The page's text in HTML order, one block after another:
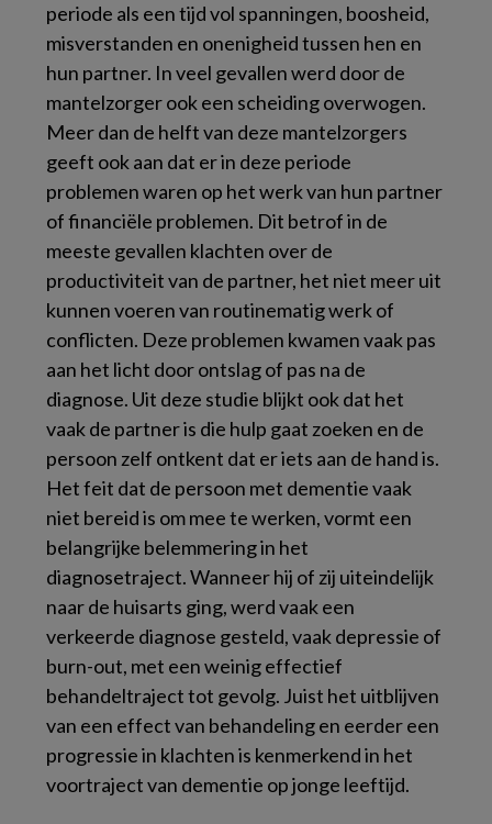
periode als een tijd vol spanningen, boosheid,
misverstanden en onenigheid tussen hen en
hun partner. In veel gevallen werd door de
mantelzorger ook een scheiding overwogen.
Meer dan de helft van deze mantelzorgers
geeft ook aan dat er in deze periode
problemen waren op het werk van hun partner
of financiële problemen. Dit betrof in de
meeste gevallen klachten over de
productiviteit van de partner, het niet meer uit
kunnen voeren van routinematig werk of
conflicten. Deze problemen kwamen vaak pas
aan het licht door ontslag of pas na de
diagnose. Uit deze studie blijkt ook dat het
vaak de partner is die hulp gaat zoeken en de
persoon zelf ontkent dat er iets aan de hand is.
Het feit dat de persoon met dementie vaak
niet bereid is om mee te werken, vormt een
belangrijke belemmering in het
diagnosetraject. Wanneer hij of zij uiteindelijk
naar de huisarts ging, werd vaak een
verkeerde diagnose gesteld, vaak depressie of
burn-out, met een weinig effectief
behandeltraject tot gevolg. Juist het uitblijven
van een effect van behandeling en eerder een
progressie in klachten is kenmerkend in het
voortraject van dementie op jonge leeftijd.